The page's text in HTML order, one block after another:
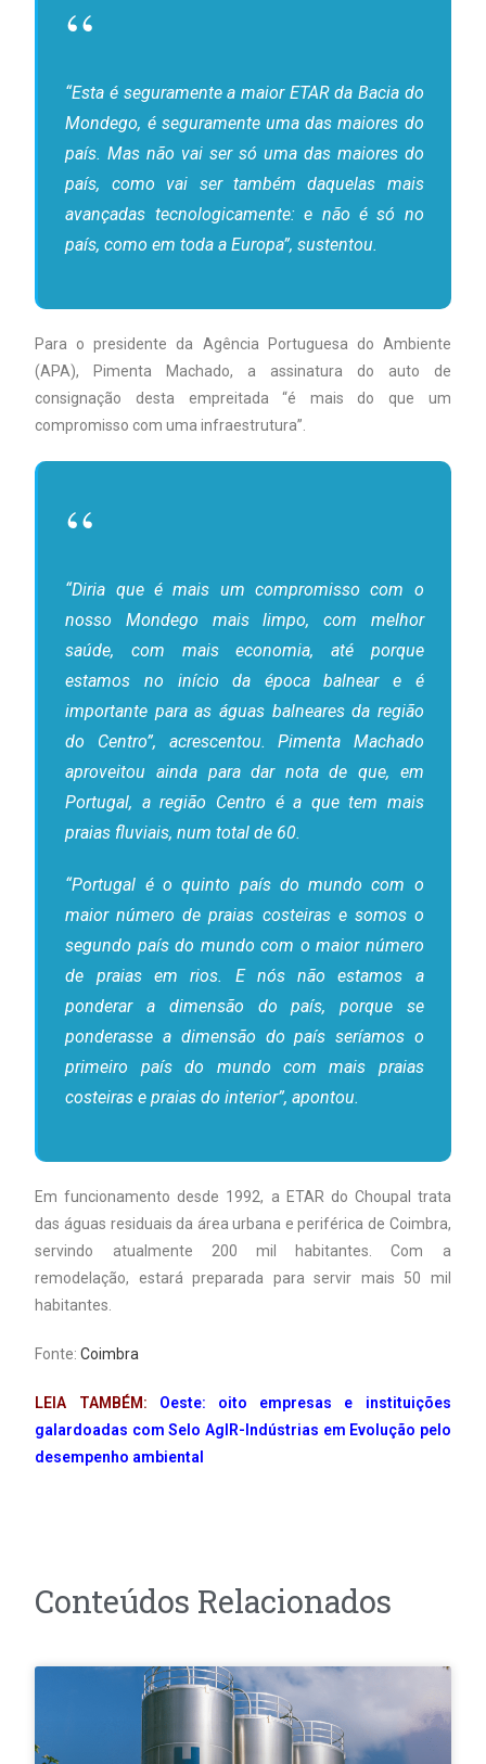
“Esta é seguramente a maior ETAR da Bacia do
Mondego, é seguramente uma das maiores do
país. Mas não vai ser só uma das maiores do
país, como vai ser também daquelas mais
avançadas tecnologicamente: e não é só no
país, como em toda a Europa”, sustentou.
Para o presidente da Agência Portuguesa do Ambiente
(APA), Pimenta Machado, a assinatura do auto de
consignação desta empreitada “é mais do que um
compromisso com uma infraestrutura”.
“Diria que é mais um compromisso com o
nosso Mondego mais limpo, com melhor
saúde, com mais economia, até porque
estamos no início da época balnear e é
importante para as águas balneares da região
do Centro”, acrescentou. Pimenta Machado
aproveitou ainda para dar nota de que, em
Portugal, a região Centro é a que tem mais
praias fluviais, num total de 60.
“Portugal é o quinto país do mundo com o
maior número de praias costeiras e somos o
segundo país do mundo com o maior número
de praias em rios. E nós não estamos a
ponderar a dimensão do país, porque se
ponderasse a dimensão do país seríamos o
primeiro país do mundo com mais praias
costeiras e praias do interior”, apontou.
Em funcionamento desde 1992, a ETAR do Choupal trata
das águas residuais da área urbana e periférica de Coimbra,
servindo atualmente 200 mil habitantes. Com a
remodelação, estará preparada para servir mais 50 mil
habitantes.
Fonte:Coimbra
LEIA TAMBÉM:
Oeste: oito empresas e instituições
galardoadas com Selo AgIR-Indústrias em Evolução pelo
desempenho ambiental
Conteúdos Relacionados